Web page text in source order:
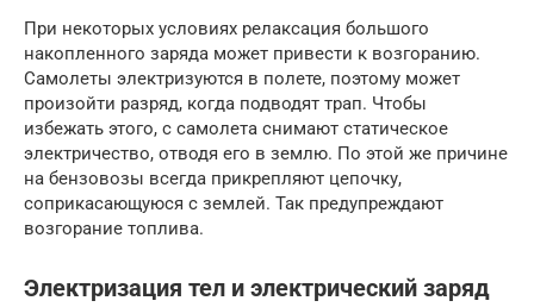
При некоторых условиях релаксация большого
накопленного заряда может привести к возгоранию.
Самолеты электризуются в полете, поэтому может
произойти разряд, когда подводят трап. Чтобы
избежать этого, с самолета снимают статическое
электричество, отводя его в землю. По этой же причине
на бензовозы всегда прикрепляют цепочку,
соприкасающуюся с землей. Так предупреждают
возгорание топлива.
Электризация тел и электрический заряд